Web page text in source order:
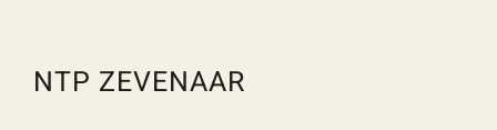
NTP ZEVENAAR